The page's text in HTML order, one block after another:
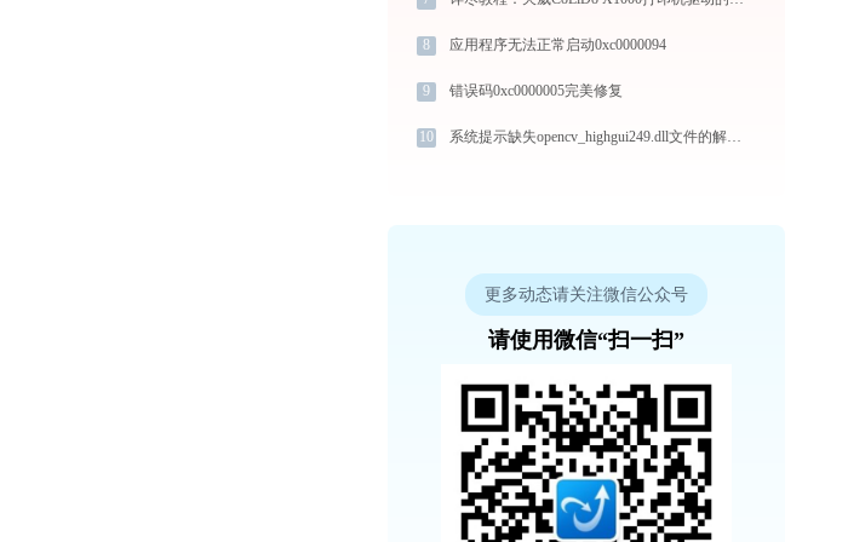
8 应用程序无法正常启动0xc0000094
9 错误码0xc0000005完美修复
10 系统提示缺失opencv_highgui249.dll文件的解决方法
更多动态请关注微信公众号
请使用微信“扫一扫”